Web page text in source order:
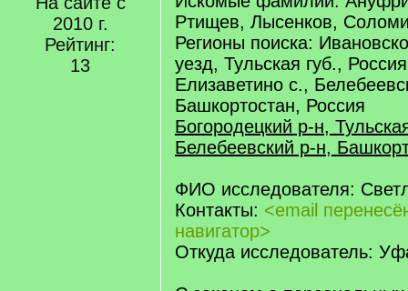
2010 г.
Рейтинг:
13
Ртищев, Лысенков,
Регионы поиска:
уезд, Тульская губ., Россия
Елизаветино с.,
Башкортостан, Россия
Богородецкий р-н,
Белебеевский р-н,
ФИО исследователя:
Контакты: <email
навигатор>
Откуда исследователь: